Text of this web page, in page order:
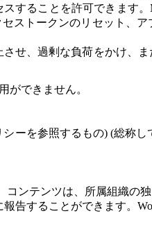
することを許可できます
ストークンのリセット、ア
せ、過剰な負荷をかけ、
ができません。
シーを参照するもの) (総称し
ンテンツは、所属組織の
告することができます。